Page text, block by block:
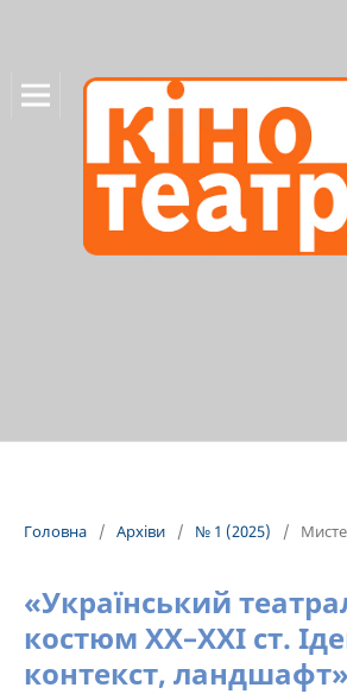
Головна / Архіви / № 1 (2025) /
«Український
костюм XX–XXI ст.
контекст, ландшафт»